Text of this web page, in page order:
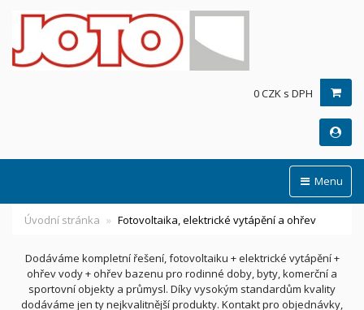
0 CZK s DPH
Menu
Úvodní stránka Fotovoltaika, elektrické vytápění a ohřev
Dodáváme kompletní řešení, fotovoltaiku + elektrické vytápění +
ohřev vody + ohřev bazenu pro rodinné doby, byty, komerční a
sportovní objekty a průmysl. Díky vysokým standardům kvality
dodáváme jen ty nejkvalitnější produkty. Kontakt pro objednávky,